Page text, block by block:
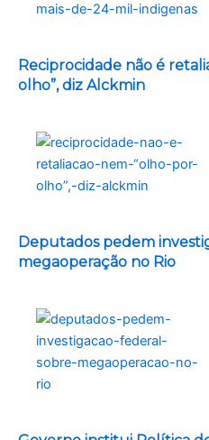
Reciprocidade não é
olho”, diz Alckmin
Deputados pedem
megaoperação no Rio